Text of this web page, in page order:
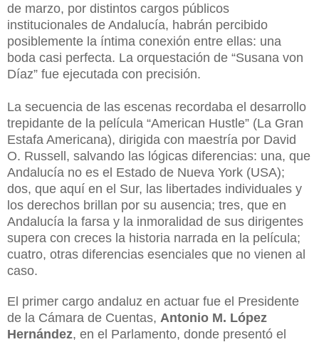
de marzo, por distintos cargos públicos
institucionales de Andalucía, habrán percibido
posiblemente la íntima conexión entre ellas: una
boda casi perfecta. La orquestación de “Susana von
Díaz” fue ejecutada con precisión.
La secuencia de las escenas recordaba el desarrollo
trepidante de la película “American Hustle” (La Gran
Estafa Americana), dirigida con maestría por David
O. Russell, salvando las lógicas diferencias: una, que
Andalucía no es el Estado de Nueva York (USA);
dos, que aquí en el Sur, las libertades individuales y
los derechos brillan por su ausencia; tres, que en
Andalucía la farsa y la inmoralidad de sus dirigentes
supera con creces la historia narrada en la película;
cuatro, otras diferencias esenciales que no vienen al
caso.
El primer cargo andaluz en actuar fue el Presidente
de la Cámara de Cuentas, Antonio M. López
Hernández, en el Parlamento, donde presentó el